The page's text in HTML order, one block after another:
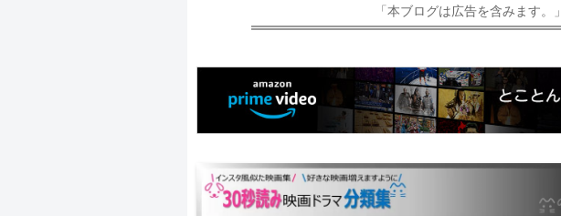
「本ブログは広告を含みます。」